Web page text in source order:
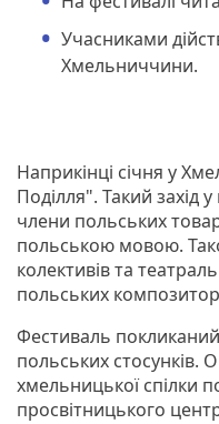
Учасниками
Хмельниччини.
Наприкінці січня у
Поділля". Такий захід
члени польських
польською мовою.
колективів та
польських
Фестиваль
польських стосунків.
хмельницької спілки
просвітницького